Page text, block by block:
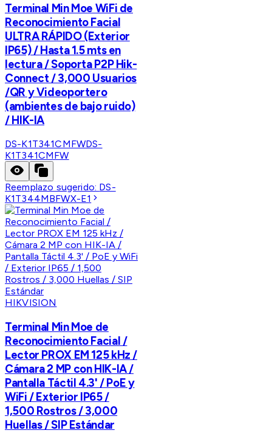
Terminal Min Moe WiFi de
Reconocimiento Facial
ULTRA RÁPIDO (Exterior
IP65) / Hasta 1.5 mts en
lectura / Soporta P2P Hik-
Connect / 3,000 Usuarios
/QR y Videoportero
(ambientes de bajo ruido)
/ HIK-IA
DS-K1T341CMFWDS-
K1T341CMFW
Reemplazo sugerido: DS-
K1T344MBFWX-E1
HIKVISION
Terminal Min Moe de
Reconocimiento Facial /
Lector PROX EM 125 kHz /
Cámara 2 MP con HIK-IA /
Pantalla Táctil 4.3' / PoE y
WiFi / Exterior IP65 /
1,500 Rostros / 3,000
Huellas / SIP Estándar